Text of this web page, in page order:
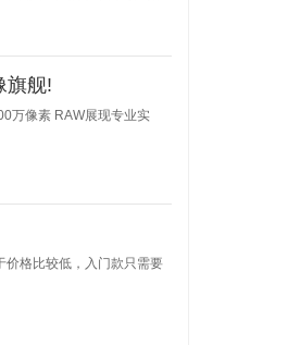
旗舰!
万像素 RAW展现专业实
价格比较低，入门款只需要